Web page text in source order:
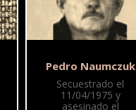
Pedro Naumczuk
Secuestrado el
11/04/1975 y
asesinado el